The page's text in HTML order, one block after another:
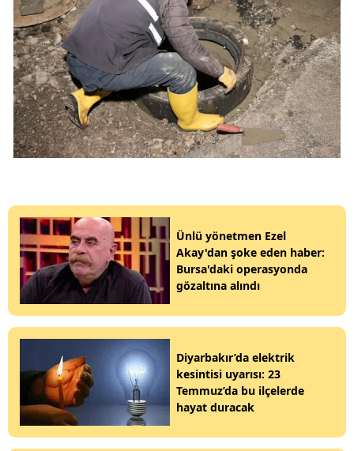
Ünlü yönetmen Ezel
Akay'dan şoke eden haber:
Bursa'daki operasyonda
gözaltına alındı
Diyarbakır’da elektrik
kesintisi uyarısı: 23
Temmuz’da bu ilçelerde
hayat duracak